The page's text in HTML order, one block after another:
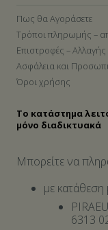
Πως θα Αγοράσετε
Τρόποι πληρωμής –
Επιστροφές – Αλλαγής
Ασφάλεια και
Όροι χρήσης
Το κατάστημα
μόνο διαδικτυακά
Μπορείτε να
με
6313